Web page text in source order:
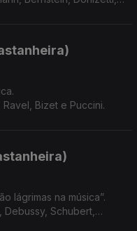
Bizet e Puccini.
lágrimas na música”.
Schubert,